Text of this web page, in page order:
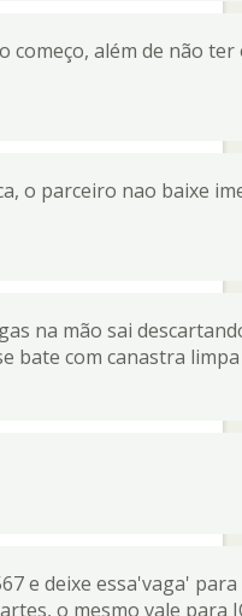
além de não
o parceiro nao baixe
na mão sai
bate com canastra
e deixe essa'vaga'
o mesmo vale para